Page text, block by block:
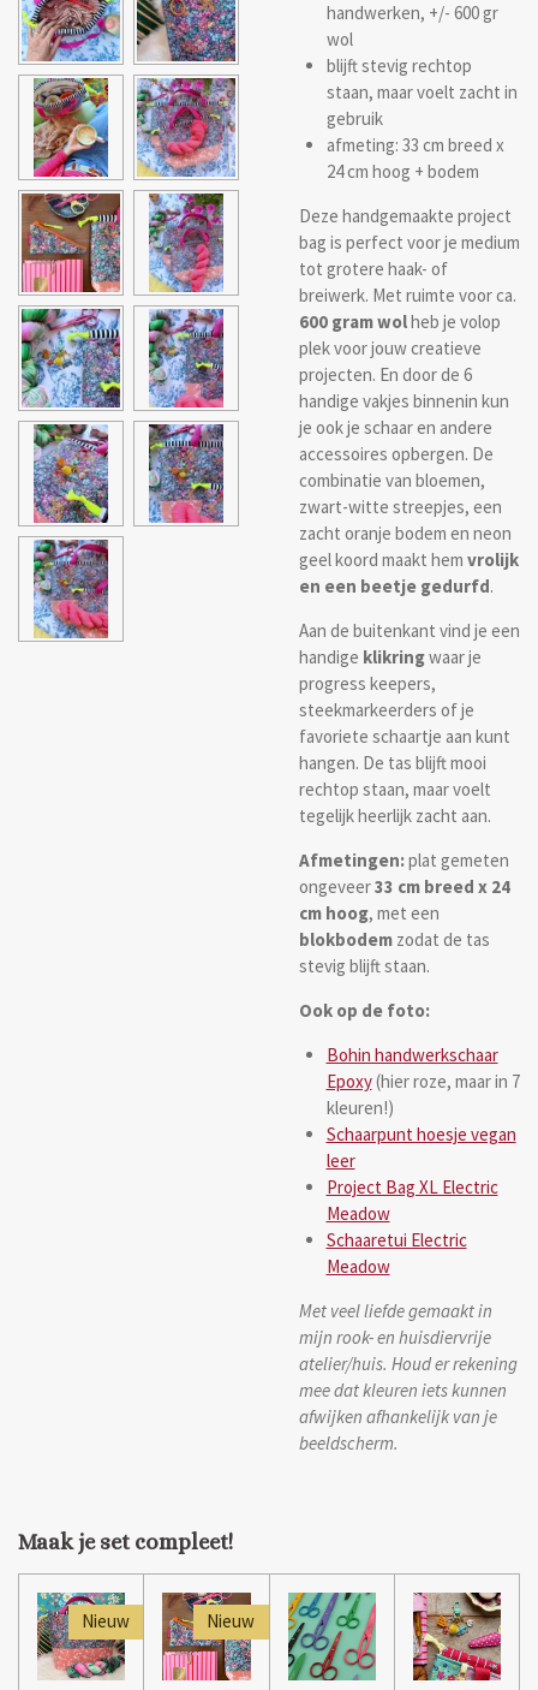
handwerken, +/- 600 gr
wol
blijft stevig rechtop
staan, maar voelt zacht in
gebruik
afmeting: 33 cm breed x
24 cm hoog + bodem
Deze handgemaakte project
bag is perfect voor je medium
tot grotere haak- of
breiwerk. Met ruimte voor ca.
600 gram wolheb je volop
plek voor jouw creatieve
projecten. En door de 6
handige vakjes binnenin kun
je ook je schaar en andere
accessoires opbergen. De
combinatie van bloemen,
zwart-witte streepjes, een
zacht oranje bodem en neon
geel koord maakt hem vrolijk
en een beetje gedurfd.
Aan de buitenkant vind je een
handige klikringwaar je
progress keepers,
steekmarkeerders of je
favoriete schaartje aan kunt
hangen. De tas blijft mooi
rechtop staan, maar voelt
tegelijk heerlijk zacht aan.
Afmetingen:plat gemeten
ongeveer33 cm breed x 24
cm hoog, met een
blokbodem zodat de tas
stevig blijft staan.
Ook op de foto:
Bohin handwerkschaar
Epoxy(hier roze, maar in 7
kleuren!)
Schaarpunt hoesje vegan
leer
Project Bag XL Electric
Meadow
Schaaretui Electric
Meadow
Met veel liefde gemaakt in
mijn rook- en huisdiervrije
atelier/huis. Houd er rekening
mee dat kleuren iets kunnen
afwijken afhankelijk van je
beeldscherm.
Maak je set compleet!
Nieuw Nieuw